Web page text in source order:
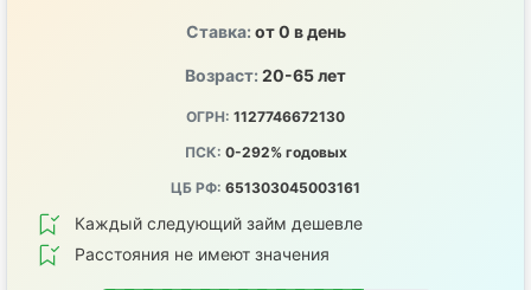
Ставка: от 0 в день
Возраст: 20-65 лет
ОГРН: 1127746672130
ПСК: 0-292% годовых
ЦБ РФ: 651303045003161
Каждый следующий займ дешевле
Расстояния не имеют значения